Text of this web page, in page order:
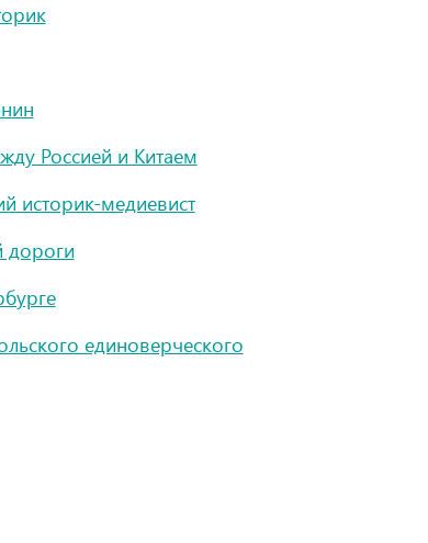
Россией и Китаем
историк-медиевист
дороги
единоверческого